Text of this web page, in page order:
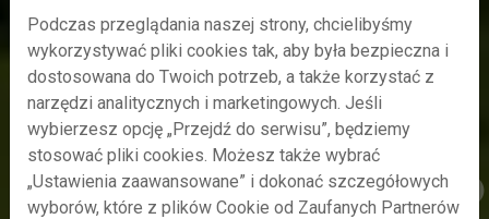
Przekonamy Cię, że technologia jest
dla twojej firmy. Bezpłatne usługi
druku 3D i skanowania 3D dla MŚP
poprzedni
Podczas przeglądania naszej strony, chcielibyśmy
wykorzystywać pliki cookies tak, aby była bezpieczna i
dostosowana do Twoich potrzeb, a także korzystać z
narzędzi analitycznych i marketingowych. Jeśli
wybierzesz opcję „Przejdź do serwisu”, będziemy
stosować pliki cookies. Możesz także wybrać
„Ustawienia zaawansowane” i dokonać szczegółowych
wyborów, które z plików Cookie od Zaufanych Partnerów